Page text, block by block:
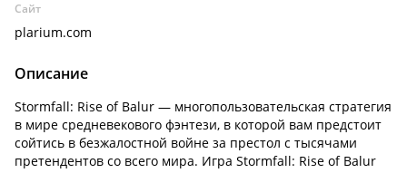
Сайт
plarium.com
Описание
Stormfall: Rise of Balur — многопользовательская стратегия
в мире средневекового фэнтези, в которой вам предстоит
сойтись в безжалостной войне за престол с тысячами
претендентов со всего мира. Игра Stormfall: Rise of Balur